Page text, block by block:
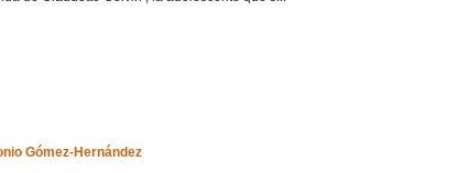
Gómez-Hernández